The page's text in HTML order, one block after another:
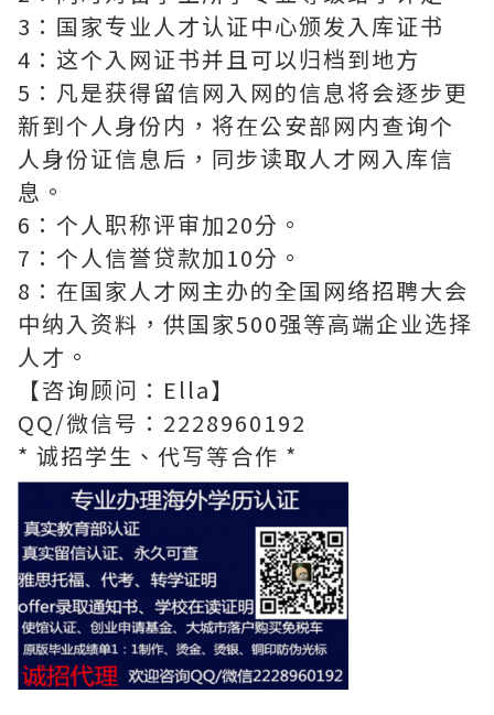
3：国家专业人才认证中心颁发入库证书
4：这个入网证书并且可以归档到地方
5：凡是获得留信网入网的信息将会逐步更
新到个人身份内，将在公安部网内查询个
人身份证信息后，同步读取人才网入库信
息。
6：个人职称评审加20分。
7：个人信誉贷款加10分。
8：在国家人才网主办的全国网络招聘大会
中纳入资料，供国家500强等高端企业选择
人才。
【咨询顾问：Ella】
QQ/微信号：2228960192
* 诚招学生、代写等合作 *